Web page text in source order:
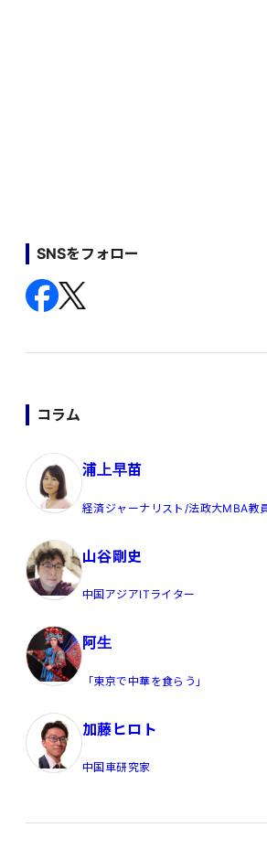
SNSをフォロー
コラム
浦上早苗
経済ジャーナリスト/法政大MBA教
山谷剛史
中国アジアITライター
阿生
「東京で中華を食らう」
加藤ヒロト
中国車研究家